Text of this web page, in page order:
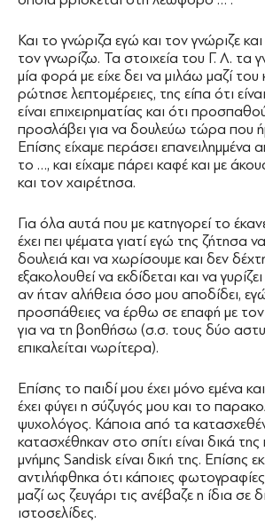
Και το γνώριζα εγώ και τον γνώριζε
τον γνωρίζω. Τα στοιχεία του Γ. Λ. τα
μία φορά με είχε δει να μιλάω μαζί του
ρώτησε λεπτομέρειες, της είπα ότι
είναι επιχειρηματίας και ότι
προσλάβει για να δουλεύω τώρα που
Επίσης είχαμε περάσει επανειλημμένα
το …, και είχαμε πάρει καφέ και με
και τον χαιρέτησα.
Για όλα αυτά που με κατηγορεί το
έχει πει ψέματα γιατί εγώ της ζήτησα
δουλειά και να χωρίσουμε και δεν
εξακολουθεί να εκδίδεται και να
αν ήταν αλήθεια όσο μου αποδίδει,
προσπάθειες να έρθω σε επαφή με
για να τη βοηθήσω (σ.σ. τους δύο
επικαλείται νωρίτερα).
Επίσης το παιδί μου έχει μόνο εμένα
έχει φύγει η σύζυγός μου και το
ψυχολόγος. Κάποια από τα
κατασχέθηκαν στο σπίτι είναι δικά
μνήμης Sandisk είναι δική της. Επίσης
αντιλήφθηκα ότι κάποιες φωτογραφίες
μαζί ως ζευγάρι τις ανέβαζε η ίδια σε
ιστοσελίδες.